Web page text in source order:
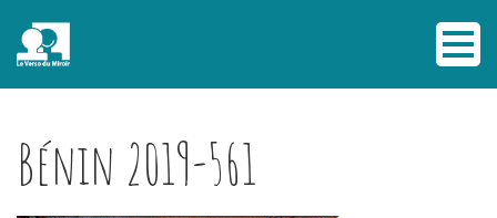
Bénin 2019-561